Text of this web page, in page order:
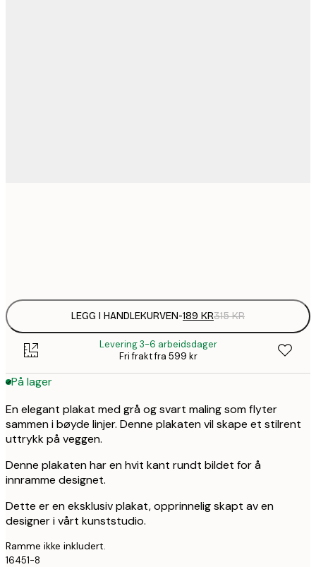
LEGG I HANDLEKURVEN-189 KR315 KR
Levering 3-6 arbeidsdager
Fri frakt fra 599 kr
På lager
En elegant plakat med grå og svart maling som flyter
sammen i bøyde linjer. Denne plakaten vil skape et stilrent
uttrykk på veggen.
Denne plakaten har en hvit kant rundt bildet for å
innramme designet.
Dette er en eksklusiv plakat, opprinnelig skapt av en
designer i vårt kunststudio.
Ramme ikke inkludert.
16451-8